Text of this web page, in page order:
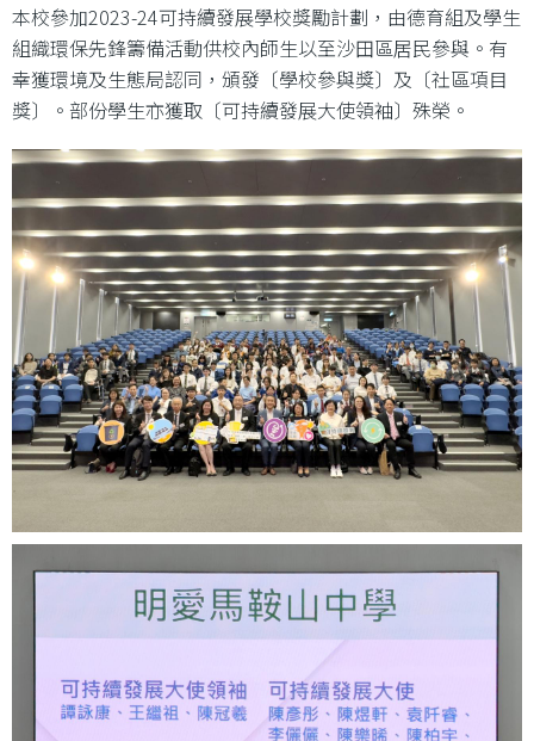
本校參加2023-24可持續發展學校獎勵計劃，由德育組及學生
組織環保先鋒籌備活動供校內師生以至沙田區居民參與。有
幸獲環境及生態局認同，頒發〔學校參與獎〕及〔社區項目
獎〕。部份學生亦獲取〔可持續發展大使領袖〕殊榮。